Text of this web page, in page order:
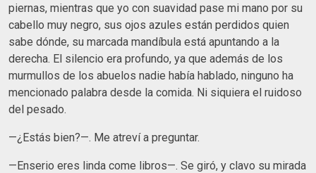
piernas, mientras que yo con suavidad pase mi mano por su
cabello muy negro, sus ojos azules están perdidos quien
sabe dónde, su marcada mandíbula está apuntando a la
derecha. El silencio era profundo, ya que además de los
murmullos de los abuelos nadie había hablado, ninguno ha
mencionado palabra desde la comida. Ni siquiera el ruidoso
del pesado.
—¿Estás bien?—. Me atreví a preguntar.
—Enserio eres linda come libros—. Se giró, y clavo su mirada